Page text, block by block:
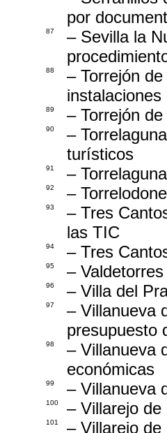
por
87
– Sevilla la
88
– Torrejón
89 – Torrejón
90
–
turísticos
91 –
92 –
93
– Tres
las TIC
94 – Tres
95 –
96 – Villa del
97
– Villanueva
presupuesto
98
– Villanueva
económicas
99 – Villanueva
100 – Villarejo
101 – Villarejo